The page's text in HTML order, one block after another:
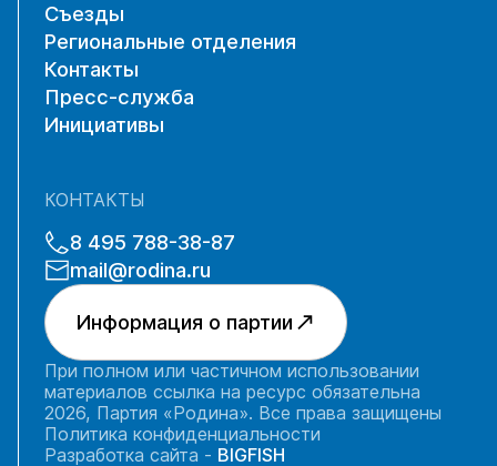
Съезды
Региональные отделения
Контакты
Пресс-служба
Инициативы
КОНТАКТЫ
8 495 788-38-87
mail@rodina.ru
Информация о партии
При полном или частичном использовании
материалов ссылка на ресурс обязательна
2026, Партия «Родина». Все права защищены
Политика конфиденциальности
Разработка сайта - BIGFISH